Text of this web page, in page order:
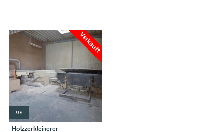
Verkauft
98
Holzzerkleinerer